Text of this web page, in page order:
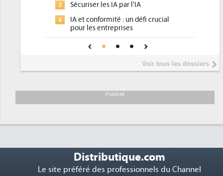
Sécuriser les IA par l'IA
IA et conformité : un défi crucial
pour les entreprises
Une IA de confiance pour une IA
Phocea DC
Interview
président
soutient
Voir tous les dossiers
Publicité
Distributique.com
Le site préféré des professionnels du Channel